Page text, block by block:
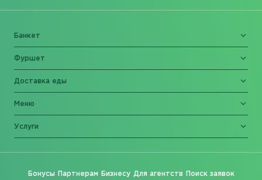
Банкет
Фуршет
Доставка еды
Меню
Услуги
Бонусы Партнерам Бизнесу Для агентств Поиск заявок